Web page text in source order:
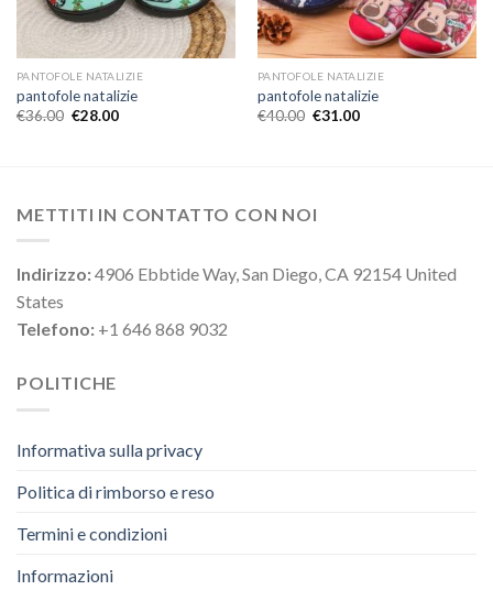
PANTOFOLE NATALIZIE
pantofole natalizie
€36.00 €28.00
PANTOFOLE NATALIZIE
pantofole natalizie
€40.00 €31.00
METTITI IN CONTATTO CON NOI
Indirizzo:4906 Ebbtide Way, San Diego, CA 92154 United
States
Telefono: +1 646 868 9032
POLITICHE
Informativa sulla privacy
Politica di rimborso e reso
Termini e condizioni
Informazioni